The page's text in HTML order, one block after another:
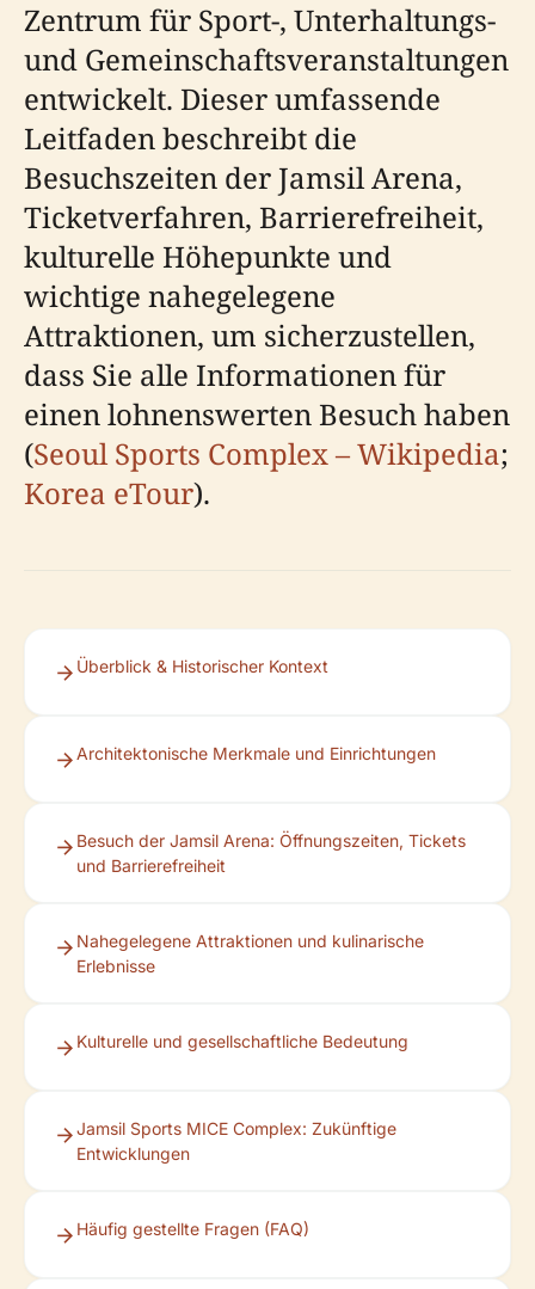
Zentrum für Sport-, Unterhaltungs-
und Gemeinschaftsveranstaltungen
entwickelt. Dieser umfassende
Leitfaden beschreibt die
Besuchszeiten der Jamsil Arena,
Ticketverfahren, Barrierefreiheit,
kulturelle Höhepunkte und
wichtige nahegelegene
Attraktionen, um sicherzustellen,
dass Sie alle Informationen für
einen lohnenswerten Besuch haben
(Seoul Sports Complex – Wikipedia;
Korea eTour).
Überblick & Historischer Kontext
Architektonische Merkmale und Einrichtungen
Besuch der Jamsil Arena: Öffnungszeiten, Tickets
und Barrierefreiheit
Nahegelegene Attraktionen und kulinarische
Erlebnisse
Kulturelle und gesellschaftliche Bedeutung
Jamsil Sports MICE Complex: Zukünftige
Entwicklungen
Häufig gestellte Fragen (FAQ)